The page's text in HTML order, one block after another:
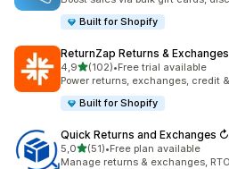
Built for Shopify
ReturnZap Returns & Exchanges
4,9z 5 hvězd
(102)
Celkový počet recenzí: 102
•Free trial available
Power returns, exchanges, credit
Built for Shopify
Quick Returns and Exchanges
5,0z 5 hvězd
(51)
Celkový počet recenzí: 51
•Free plan available
Manage returns & exchanges,